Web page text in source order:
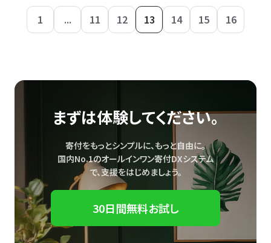
1 ... 11 12 13 14 15 16
まずは体験してください。
寄付をもっとシンプルに、もっと自由に。
国内No.1のオールインワン寄付DXシステム
で、支援をはじめましょう。
30日間無料お試し